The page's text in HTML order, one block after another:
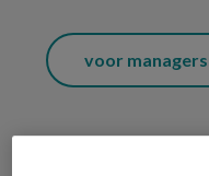
voor managers